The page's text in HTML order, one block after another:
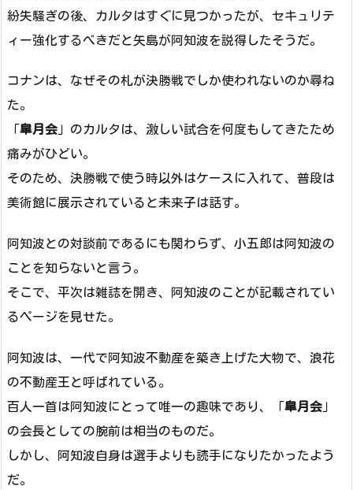
紛失騒ぎの後、カルタはすぐに見つかったが、セキュリテ
ィー強化するべきだと矢島が阿知波を説得したそうだ。
コナンは、なぜその札が決勝戦でしか使われないのか尋ね
た。
「皐月会」のカルタは、激しい試合を何度もしてきたため
痛みがひどい。
そのため、決勝戦で使う時以外はケースに入れて、普段は
美術館に展示されていると未来子は話す。
阿知波との対談前であるにも関わらず、小五郎は阿知波の
ことを知らないと言う。
そこで、平次は雑誌を開き、阿知波のことが記載されてい
るページを見せた。
阿知波は、一代で阿知波不動産を築き上げた大物で、浪花
の不動産王と呼ばれている。
百人一首は阿知波にとって唯一の趣味であり、「皐月会 」
の会長としての腕前は相当のものだ。
しかし、阿知波自身は選手よりも読手になりたかったよう
だ。